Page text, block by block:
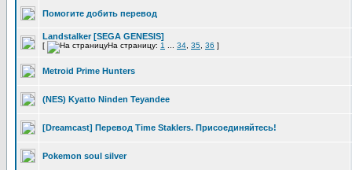
Помогите добить перевод
Landstalker [SEGA GENESIS]
[ На страницу: 1 34 35 36 ]
Metroid Prime Hunters
(NES) Kyatto Ninden Teyandee
[Dreamcast] Перевод Time Staklers. Присоединяйтесь!
Pokemon soul silver